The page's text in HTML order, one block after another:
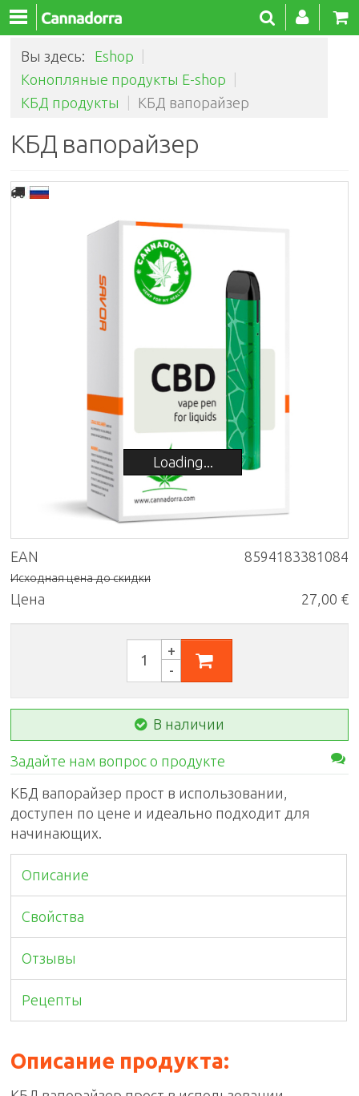
Вы здесь: Eshop
Конопляные продукты E-shop
КБД продукты
КБД вапорайзер
КБД вапорайзер
Loading...
EAN 8594183381084
Исходная цена до скидки
Цена 27,00 €
В наличии
Задайте нам вопрос о продукте
КБД вапорайзер прост в использовании,
доступен по цене и идеально подходит для
начинающих.
Описание
Свойства
Отзывы
Рецепты
Описание продукта: